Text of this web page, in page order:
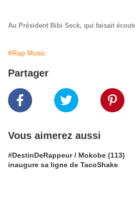
Au Président Bibi Seck, qui faisait
#Rap Music
Partager
Vous aimerez aussi
#DestinDeRappeur / Mokobe (113)
inaugure sa ligne de TacoShake